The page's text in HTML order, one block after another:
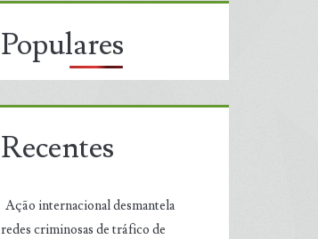
Populares
Recentes
Ação internacional desmantela
redes criminosas de tráfico de